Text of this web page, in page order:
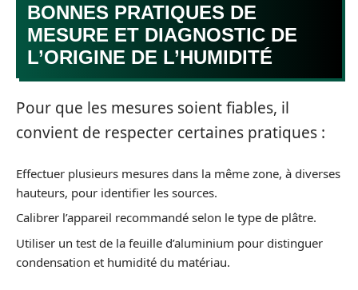
BONNES PRATIQUES DE
MESURE ET DIAGNOSTIC DE
L’ORIGINE DE L’HUMIDITÉ
Pour que les mesures soient fiables, il
convient de respecter certaines pratiques :
Effectuer plusieurs mesures dans la même zone, à diverses
hauteurs, pour identifier les sources.
Calibrer l’appareil recommandé selon le type de plâtre.
Utiliser un test de la feuille d’aluminium pour distinguer
condensation et humidité du matériau.